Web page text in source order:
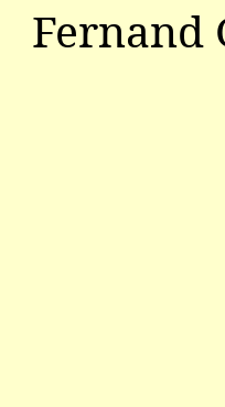
Fernand